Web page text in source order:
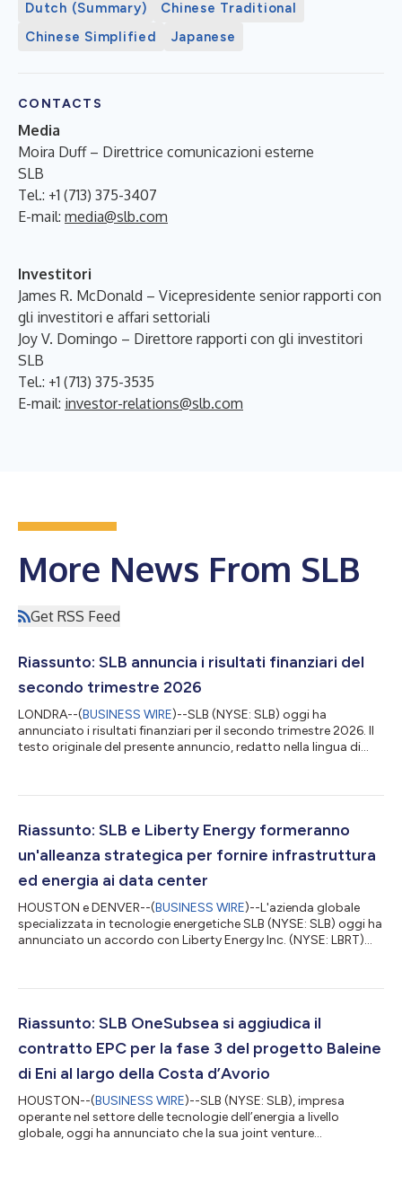
Dutch (Summary)
Chinese Traditional
Chinese Simplified
Japanese
CONTACTS
Media
Moira Duff – Direttrice comunicazioni esterne
SLB
Tel.: +1 (713) 375-3407
E-mail: media@slb.com
Investitori
James R. McDonald – Vicepresidente senior rapporti con
gli investitori e affari settoriali
Joy V. Domingo – Direttore rapporti con gli investitori
SLB
Tel.: +1 (713) 375-3535
E-mail: investor-relations@slb.com
More News From SLB
Get RSS Feed
Riassunto: SLB annuncia i risultati finanziari del
secondo trimestre 2026
LONDRA--(BUSINESS WIRE)--SLB (NYSE: SLB) oggi ha
annunciato i risultati finanziari per il secondo trimestre 2026. Il
testo originale del presente annuncio, redatto nella lingua di
testo in lingua originale, che è l'unico giuridicamente valido....
Riassunto: SLB e Liberty Energy formeranno
un'alleanza strategica per fornire infrastruttura
ed energia ai data center
HOUSTON e DENVER--(BUSINESS WIRE)--L'azienda globale
specializzata in tecnologie energetiche SLB (NYSE: SLB) oggi ha
annunciato un accordo con Liberty Energy Inc. (NYSE: LBRT)
nuovi progetti di data center in tutto il mondo. La
infrastrutture modulari, produzione energetica e operazioni per
Riassunto: SLB OneSubsea si aggiudica il
contratto EPC per la fase 3 del progetto Baleine
di Eni al largo della Costa d’Avorio
HOUSTON--(BUSINESS WIRE)--SLB (NYSE: SLB), impresa
operante nel settore delle tecnologie dell’energia a livello
globale, oggi ha annunciato che la sua joint venture